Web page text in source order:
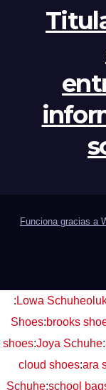
Funciona gracias a
: Lowa Schuhe
Shoes:brooks
shoes:Joya Schuhe:
cloud shoes:ara
Schuhe:school